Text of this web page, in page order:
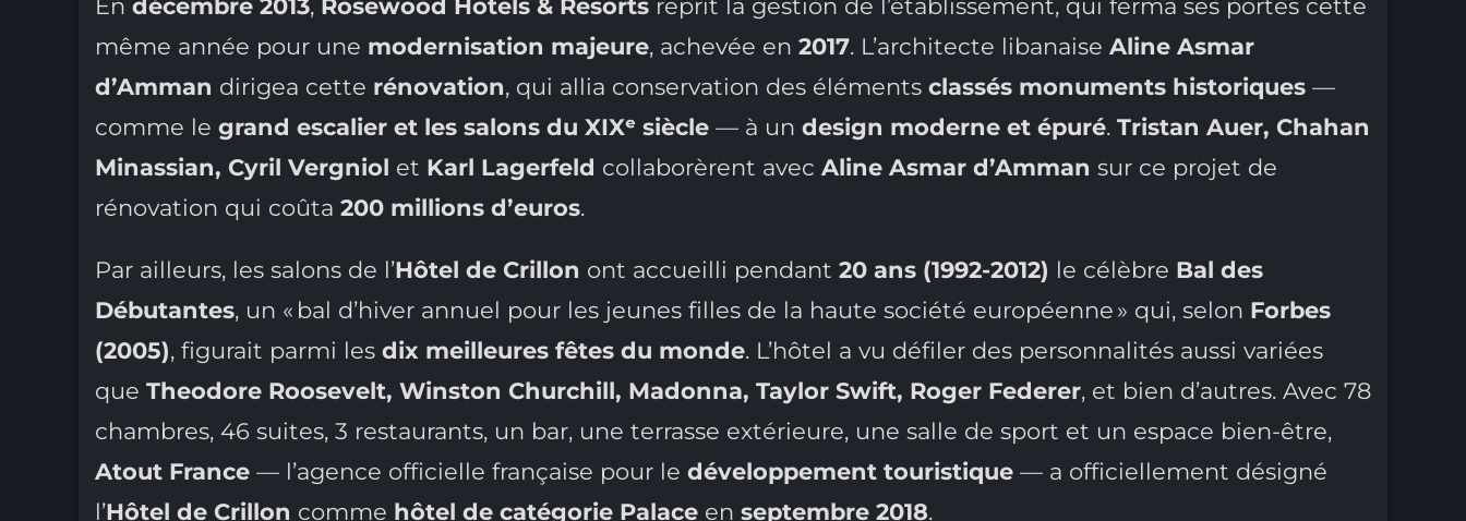
En décembre 2013, Rosewood Hotels & Resortsreprit la gestion de l’établissement, qui ferma ses portes cette
même année pour une modernisation majeure, achevée en 2017. L’architecte libanaise Aline Asmar
d’Amman dirigea cette rénovation, qui allia conservation des éléments classés monuments historiques—
comme le grand escalier et les salons du XIXᵉ siècle— à un design moderne et épuré. Tristan Auer, Chahan
Minassian, Cyril Vergniol et Karl Lagerfeld collaborèrent avec Aline Asmar d’Amman sur ce projet de
rénovation qui coûta 200 millions d’euros.
Par ailleurs, les salons de l’Hôtel de Crillon ont accueilli pendant 20 ans (1992-2012) le célèbre Bal des
Débutantes, un « bal d’hiver annuel pour les jeunes filles de la haute société européenne » qui, selon Forbes
(2005), figurait parmi les dix meilleures fêtes du monde. L’hôtel a vu défiler des personnalités aussi variées
que Theodore Roosevelt, Winston Churchill, Madonna, Taylor Swift, Roger Federer, et bien d’autres. Avec 78
chambres, 46 suites, 3 restaurants, un bar, une terrasse extérieure, une salle de sport et un espace bien-être,
Atout France— l’agence officielle française pour le développement touristique— a officiellement désigné
l’Hôtel de Crillon comme hôtel de catégorie Palaceen septembre 2018.